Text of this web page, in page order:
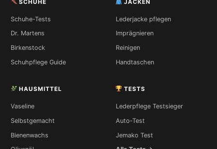
SCHUHE
Schuhe-Tests
Dr. Martens
Birkenstock
Schuhpflege Guide
JACKEN
Lederjacke pflegen
Imprägnieren
Reinigen
Handtaschen
HAUSMITTEL
Vaseline
Selbstgemacht
Bienenwachs
TESTS
Lederpflege Testsieger
Auto-Test
Jemako Test